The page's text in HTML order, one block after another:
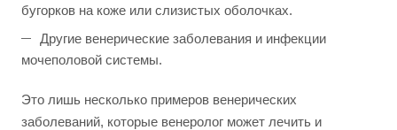
бугорков на коже или слизистых оболочках.
Другие венерические заболевания и инфекции
мочеполовой системы.
Это лишь несколько примеров венерических
заболеваний, которые венеролог может лечить и